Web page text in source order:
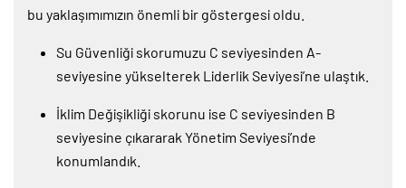
bu yaklaşımımızın önemli bir göstergesi oldu.
Su Güvenliği skorumuzu C seviyesinden A-
seviyesine yükselterek Liderlik Seviyesi’ne ulaştık.
İklim Değişikliği skorunu ise C seviyesinden B
seviyesine çıkararak Yönetim Seviyesi’nde
konumlandık.